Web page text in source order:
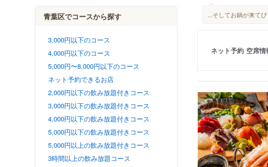
青葉区でコースから探す
3,000円以下のコース
4,000円以下のコース
5,000円〜8,000円以下のコース
ネット予約できるお店
2,000円以下の飲み放題付きコース
3,000円以下の飲み放題付きコース
4,000円以下の飲み放題付きコース
5,000円以下の飲み放題付きコース
5,000円以上の飲み放題付きコース
3時間以上の飲み放題コース
...そしてお鍋が来て
ネット予約 空席情